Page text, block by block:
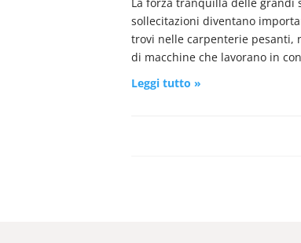
La forza tranquilla delle
sollecitazioni diventano
trovi nelle carpenterie
di macchine che lavorano in
Leggi tutto »